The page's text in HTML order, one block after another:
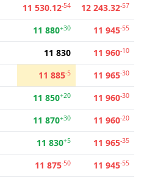
11 530.12-54 12 243.32-57
11 880+30 11 945-55
11 830 11 960-10
11 885-5 11 965-30
11 850+20 11 960-30
11 870+30 11 960-20
11 830+5 11 965-35
11 875-50 11 945-55